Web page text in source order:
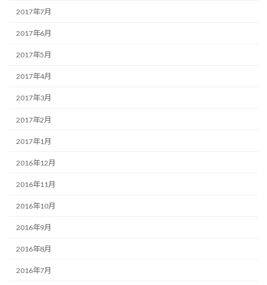
2017年7月
2017年6月
2017年5月
2017年4月
2017年3月
2017年2月
2017年1月
2016年12月
2016年11月
2016年10月
2016年9月
2016年8月
2016年7月